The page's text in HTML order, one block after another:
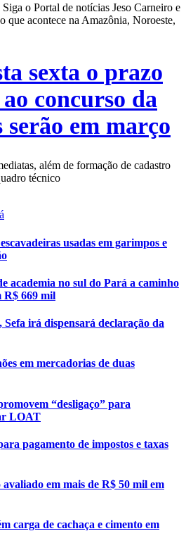
o Portal de notícias Jeso Carneiro e
que acontece na Amazônia, Noroeste,
sexta o prazo
concurso da
serão em março
além de formação de cadastro
técnico
usadas em garimpos e
academia no sul do Pará a caminho
R$ 669 mil
irá dispensará declaração da
em mercadorias de duas
“desligaço” para
LOAT
pagamento de impostos e taxas
em mais de R$ 50 mil em
carga de cachaça e cimento em